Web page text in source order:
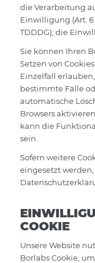
die Verarbeitung
Einwilligung (Art. 6
TDDDG); die
Sie können Ihren
Setzen von
Einzelfall
bestimmte Fälle
automatische
Browsers
kann die
sein.
Sofern weitere
eingesetzt
COOKIE
Unsere Website
Borlabs Cookie,